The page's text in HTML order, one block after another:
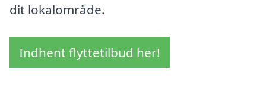
dit lokalområde.
Indhent flyttetilbud her!